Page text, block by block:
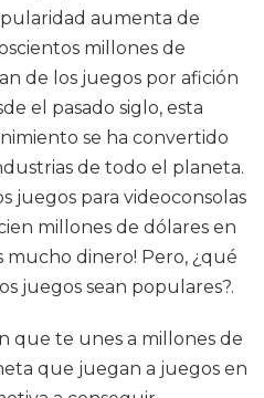
aumenta de
millones de
de los juegos por afición
el pasado siglo, esta
se ha convertido
de todo el planeta.
juegos para videoconsolas
millones de dólares en
mucho dinero! Pero, ¿qué
juegos sean populares?.
que te unes a millones de
que juegan a juegos en